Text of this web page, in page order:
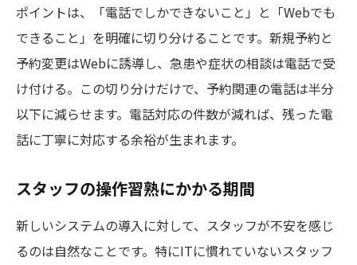
ポイントは、「電話でしかできないこと」と「Webでも
できること」を明確に切り分けることです。新規予約と
予約変更はWebに誘導し、急患や症状の相談は電話で受
け付ける。この切り分けだけで、予約関連の電話は半分
以下に減らせます。電話対応の件数が減れば、残った電
話に丁寧に対応する余裕が生まれます。
スタッフの操作習熟にかかる期間
新しいシステムの導入に対して、スタッフが不安を感じ
るのは自然なことです。特にITに慣れていないスタッフ